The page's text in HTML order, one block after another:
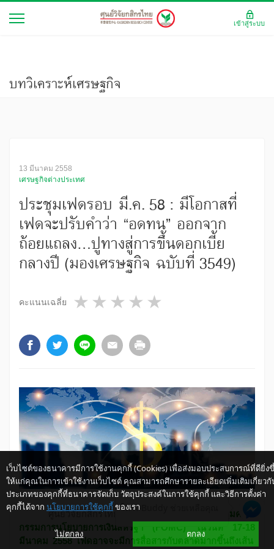
บทวิเคราะห์เศรษฐกิจ
13 มีนาคม 2558
เศรษฐกิจต่างประเทศ
ประชุมเฟดรอบ มี.ค. 58 : มีโอกาสที่
เฟดจะปรับคำว่า “อดทน” ออกจาก
ถ้อยแถลง...ปูทางสู่การขึ้นดอกเบี้ย
กลางปี (มองเศรษฐกิจ ฉบับที่ 3549)
คะแนนเฉลี่ย 4 stars
3 stars
2 stars
1 star
ศูนย์วิจัยกสิกรไทย มองว่า
ในการประชุมคณะ
กรรมการนโยบายการเงินสหรัฐฯ (FOMC) ในวันที่ 17-1 8
มีนาคม 2558 เฟดอาจจะมีการสื่อสารกับตลาดมากขึ้นถึงเส้น
เว็บไซต์ของธนาคารมีการใช้งานคุกกี้ (Cookies) เพื่อส่งมอบประสบการณ์ที่ดียิ่ง
ให้แก่คุณในการเข้าใช้งานเว็บไซต์ คุณสามารถศึกษารายละเอียดเพิ่มเติมเกี่ยวกั
ประเภทของคุกกี้ที่ธนาคารจัดเก็บ วัตถุประสงค์ในการใช้คุกกี้ และวิธีการตั้งค่า
คุกกี้ได้จาก นโยบายการใช้คุกกี้ ของเรา
ไม่ตกลง ตกลง
เข้าสู่ระบบ
ให้ K-Buddy ช่วยเหลือคุณ